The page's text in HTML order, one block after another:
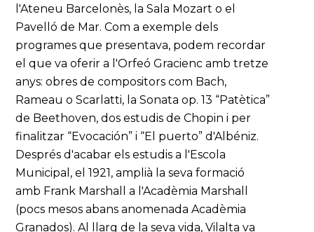
l'Ateneu Barcelonès, la Sala Mozart o el
Pavelló de Mar. Com a exemple dels
programes que presentava, podem recordar
el que va oferir a l'Orfeó Gracienc amb tretze
anys: obres de compositors com Bach,
Rameau o Scarlatti, la Sonata op. 13 “Patètica”
de Beethoven, dos estudis de Chopin i per
finalitzar “Evocación” i “El puerto” d'Albéniz.
Després d'acabar els estudis a l'Escola
Municipal, el 1921, amplià la seva formació
amb Frank Marshall a l'Acadèmia Marshall
(pocs mesos abans anomenada Acadèmia
Granados). Al llarg de la seva vida, Vilalta va